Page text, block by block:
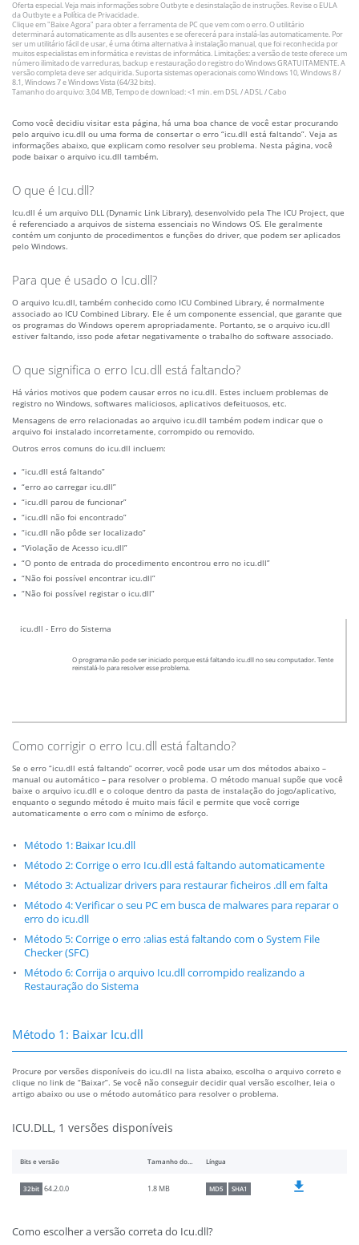
Oferta especial. Veja mais informações sobreOutbytee desinstalaçãode instruções. Revise o EULA
da Outbyte e a Política de Privacidade.
Clique em"Baixe Agora" para obter a ferramenta de PC que vem com o erro. O utilitário
determinará automaticamente as dlls ausentes e se oferecerá para instalá-las automaticamente. Por
ser um utilitário fácil de usar, é uma ótima alternativa à instalação manual, que foi reconhecida por
muitos especialistas em informática e revistas de informática. Limitações: a versão de teste oferece um
número ilimitado de varreduras, backup e restauração do registro do Windows GRATUITAMENTE. A
versão completa deve ser adquirida. Suporta sistemas operacionais como Windows 10, Windows 8 /
8.1, Windows 7 e Windows Vista (64/32 bits).
Tamanho do arquivo: 3,04 MB, Tempo de download: <1 min. em DSL / ADSL / Cabo
Como você decidiu visitar esta página, há uma boa chance de você estar procurando
pelo arquivo icu.dll ou uma forma de consertar o erro “icu.dll está faltando”. Veja as
informações abaixo, que explicam como resolver seu problema. Nesta página, você
pode baixar o arquivo icu.dll também.
O que é Icu.dll?
Icu.dll é um arquivo DLL (Dynamic Link Library), desenvolvido pela The ICU Project, que
é referenciado a arquivos de sistema essenciais no Windows OS. Ele geralmente
contém um conjunto de procedimentos e funções do driver, que podem ser aplicados
pelo Windows.
Para que é usado o Icu.dll?
O arquivo Icu.dll, também conhecido como ICU Combined Library, é normalmente
associado ao ICU Combined Library. Ele é um componente essencial, que garante que
os programas do Windows operem apropriadamente. Portanto, se o arquivo icu.dll
estiver faltando, isso pode afetar negativamente o trabalho do software associado.
O que significa o erro Icu.dll está faltando?
Há vários motivos que podem causar erros no icu.dll. Estes incluem problemas de
registro no Windows, softwares maliciosos, aplicativos defeituosos, etc.
Mensagens de erro relacionadas ao arquivo icu.dll também podem indicar que o
arquivo foi instalado incorretamente, corrompido ou removido.
Outros erros comuns do icu.dll incluem:
“icu.dll está faltando”
“erro ao carregar icu.dll”
“icu.dll parou de funcionar”
“icu.dll não foi encontrado”
“icu.dll não pôde ser localizado”
“Violação de Acesso icu.dll”
“O ponto de entrada do procedimento encontrou erro no icu.dll”
“Não foi possível encontrar icu.dll”
“Não foi possível registar o icu.dll”
icu.dll - Erro do Sistema
O programa não pode ser iniciado porque está faltando icu.dll no seu computador. Tente
reinstalá-lo para resolver esse problema.
Como corrigir o erro Icu.dll está faltando?
Se o erro “icu.dll está faltando” ocorrer, você pode usar um dos métodos abaixo –
manual ou automático – para resolver o problema. O método manual supõe que você
baixe o arquivo icu.dll e o coloque dentro da pasta de instalação do jogo/aplicativo,
enquanto o segundo método é muito mais fácil e permite que você corrige
automaticamente o erro com o mínimo de esforço.
Método 1: Baixar Icu.dll
Método 2: Corrige o erro Icu.dll está faltando automaticamente
Método 3: Actualizar drivers para restaurar ficheiros .dll em falta
Método 4: Verificar o seu PC em busca de malwares para reparar o
erro do icu.dll
Método 5: Corrige o erro :alias está faltando com o System File
Checker (SFC)
Método 6: Corrija o arquivo Icu.dll corrompido realizando a
Restauração do Sistema
Método 1: Baixar Icu.dll
Procure por versões disponíveis do icu.dll na lista abaixo, escolha o arquivo correto e
clique no link de “Baixar”. Se você não conseguir decidir qual versão escolher, leia o
artigo abaixo ou use o método automático para resolver o problema.
ICU.DLL, 1 versões disponíveis
Bits e versão Tamanho do arquivo Língua
32bit 64.2.0.0 1.8 MB MD5 SHA1
Como escolher a versão correta do Icu.dll?